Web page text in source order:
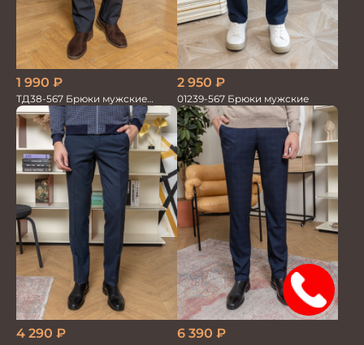
1 990 ₽
ТД38-567 Брюки мужские
трикотажные
2 950 ₽
01239-567 Брюки мужские
4 290 ₽ 6 390 ₽
15%